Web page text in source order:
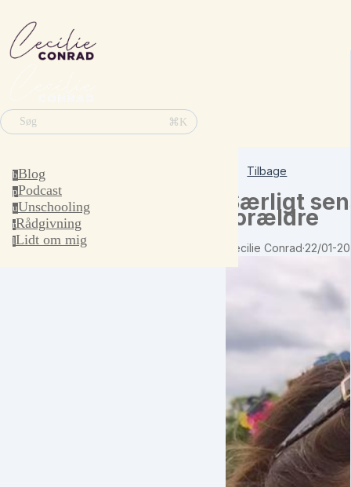
Søg ⌘K
bBlog
pPodcast
uUnschooling
rRådgivning
lLidt om mig
Tilbage
Særligt
forældre
Cecilie Conrad·22/01-